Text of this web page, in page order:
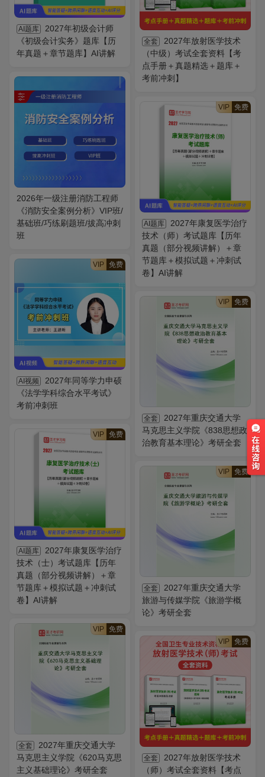
AI题库
2027年初级会计师
《初级会计实务》题库【历
年真题＋章节题库】AI讲解
全套
2027年放射医学技术
（中级）考试全套资料【考
点手册＋真题精选＋题库＋
考前冲刺】
2026年一级注册消防工程师
《消防安全案例分析》VIP班/
基础班/巧练刷题班/拔高冲刺
班
VIP 免费
AI题库
2027年康复医学治疗
技术（师）考试题库【历年
真题（部分视频讲解）＋章
节题库＋模拟试题＋冲刺试
卷】AI讲解
VIP 免费
AI视频
2027年同等学力申硕
《法学学科综合水平考试》
考前冲刺班
VIP 免费
全套
2027年重庆交通大学
马克思主义学院《838思想政
治教育基本理论》考研全套
VIP 免费
AI题库
2027年康复医学治疗
技术（士）考试题库【历年
真题（部分视频讲解）＋章
节题库＋模拟试题＋冲刺试
卷】AI讲解
VIP 免费
全套
2027年重庆交通大学
旅游与传媒学院《旅游学概
论》考研全套
VIP 免费
全套
2027年重庆交通大学
马克思主义学院《620马克思
主义基础理论》考研全套
VIP 免费
全套
2027年放射医学技术
（师）考试全套资料【考点